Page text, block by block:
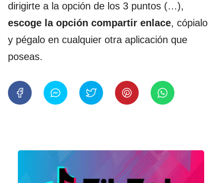
dirigirte a la opción de los 3 puntos (…),
escoge la opción compartir enlace, cópialo
y pégalo en cualquier otra aplicación que
poseas.